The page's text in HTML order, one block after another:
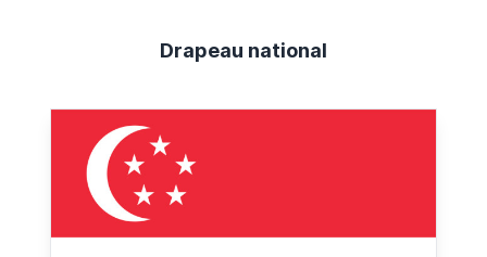
Drapeau national